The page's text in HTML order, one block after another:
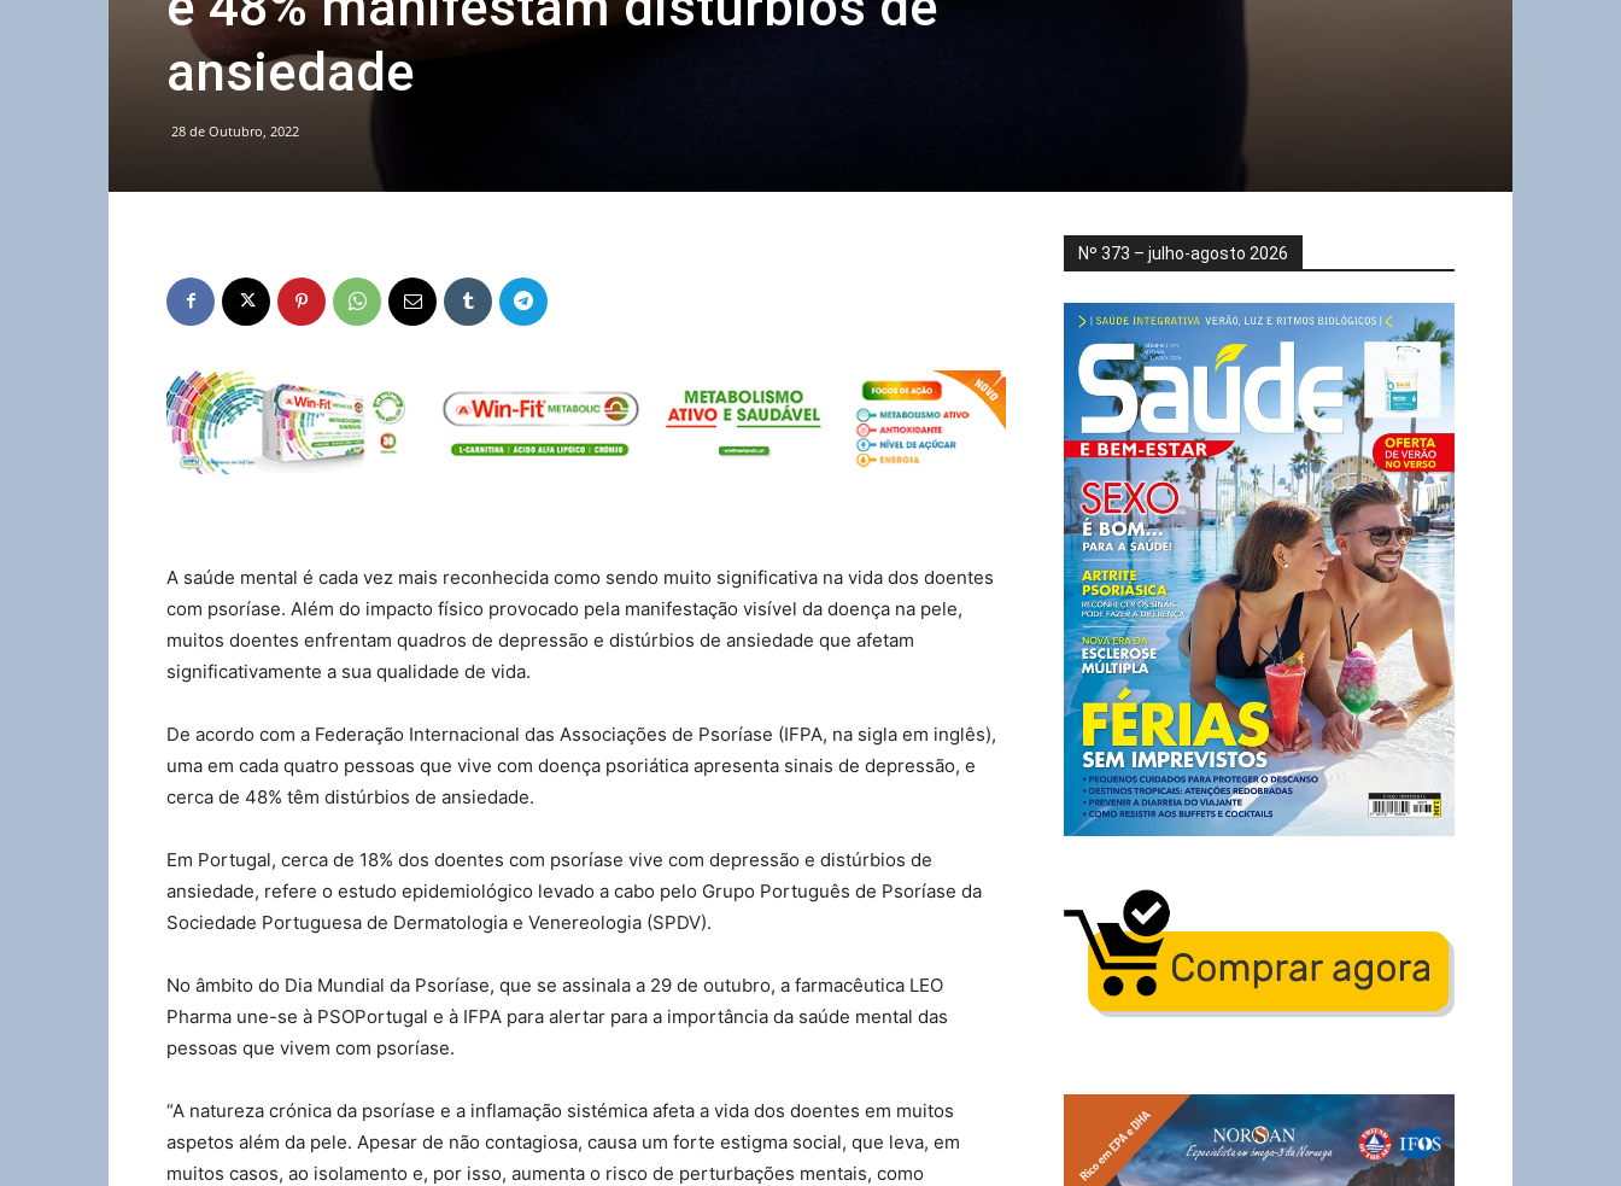
ansiedade
28 de Outubro, 2022
A saúde mental é cada vez mais reconhecida como sendo muito significativa na vida dos doentes
com psoríase. Além do impacto físico provocado pela manifestação visível da doença na pele,
muitos doentes enfrentam quadros de depressão e distúrbios de ansiedade que afetam
significativamente a sua qualidade de vida.
De acordo com a Federação Internacional das Associações de Psoríase (IFPA, na sigla em inglês),
uma em cada quatro pessoas que vive com doença psoriática apresenta sinais de depressão, e
cerca de 48% têm distúrbios de ansiedade.
Em Portugal, cerca de 18% dos doentes com psoríase vive com depressão e distúrbios de
ansiedade, refere o estudo epidemiológico levado a cabo pelo Grupo Português de Psoríase da
Sociedade Portuguesa de Dermatologia e Venereologia (SPDV).
No âmbito do Dia Mundial da Psoríase, que se assinala a 29 de outubro, a farmacêutica LEO
Pharma une-se à PSOPortugal e à IFPA para alertar para a importância da saúde mental das
pessoas que vivem com psoríase.
“A natureza crónica da psoríase e a inflamação sistémica afeta a vida dos doentes em muitos
aspetos além da pele. Apesar de não contagiosa, causa um forte estigma social, que leva, em
muitos casos, ao isolamento e, por isso, aumenta o risco de perturbações mentais, como
Nº 373 – julho-agosto 2026